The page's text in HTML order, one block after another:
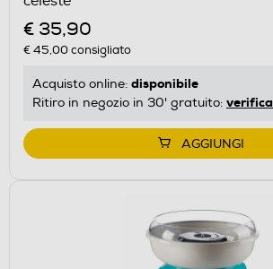
€ 35,90
€ 45,00consigliato
Acquisto online: disponibile
Ritiro in negozio in 30' gratuito: verifica
AGGIUNGI